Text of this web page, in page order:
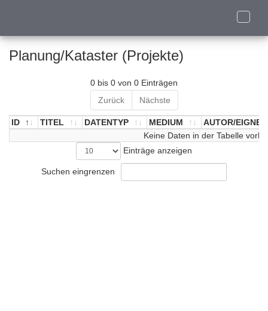
Toggle
Planung/Kataster (Projekte)
0 bis 0 von 0 Einträgen
Zurück
Nächste
ID TITEL DATENTYP MEDIUM
AUTOR/EIGNER
MEDIUM AUTOR/EIGNER
Keine Daten in der Tabelle
Einträge anzeigen
Suchen eingrenzen